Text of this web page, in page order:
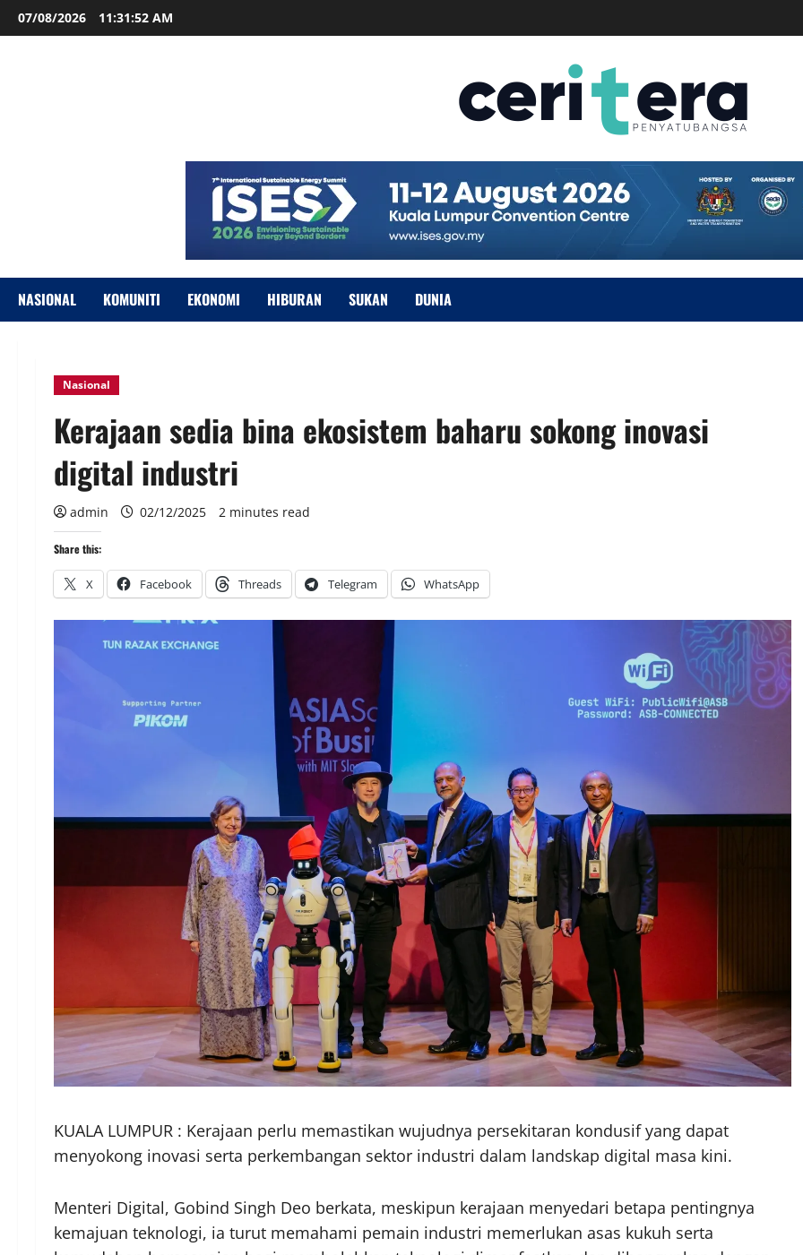
07/08/2026 11:31:53 AM
NASIONAL KOMUNITI EKONOMI HIBURAN SUKAN DUNIA
Nasional
Kerajaan sedia bina ekosistem baharu sokong inovasi
digital industri
admin 02/12/2025 2 minutes read
Share this:
X Facebook Threads Telegram WhatsApp
KUALA LUMPUR : Kerajaan perlu memastikan wujudnya persekitaran kondusif yang dapat
menyokong inovasi serta perkembangan sektor industri dalam landskap digital masa kini.
Menteri Digital, Gobind Singh Deo berkata, meskipun kerajaan menyedari betapa pentingnya
kemajuan teknologi, ia turut memahami pemain industri memerlukan asas kukuh serta